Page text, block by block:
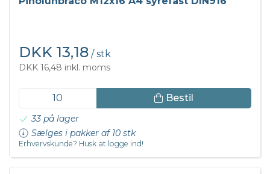
DKK 13,18 / stk
DKK 16,48 inkl. moms
Bestil
33 på lager
Sælges i pakker af 10 stk
Erhvervskunde? Husk at logge ind!